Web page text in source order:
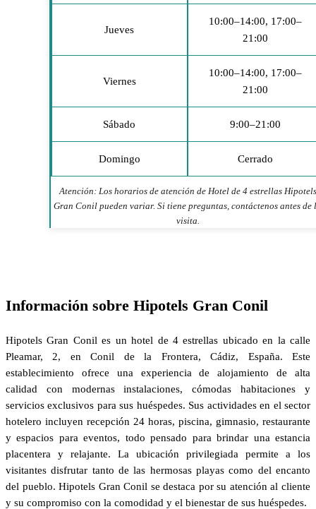
Jueves
10:00–14:00, 17:00–
21:00
Viernes
10:00–14:00, 17:00–
21:00
Sábado 9:00–21:00
Domingo Cerrado
Atención: Los horarios de atención de Hotel de 4 estrellas Hipotels
Gran Conil pueden variar. Si tiene preguntas, contáctenos antes de
visita.
Información sobre Hipotels Gran Conil
Hipotels Gran Conil es un hotel de 4 estrellas ubicado en la calle
Pleamar, 2, en Conil de la Frontera, Cádiz, España. Este
establecimiento ofrece una experiencia de alojamiento de alta
calidad con modernas instalaciones, cómodas habitaciones y
servicios exclusivos para sus huéspedes. Sus actividades en el sector
hotelero incluyen recepción 24 horas, piscina, gimnasio, restaurante
y espacios para eventos, todo pensado para brindar una estancia
placentera y relajante. La ubicación privilegiada permite a los
visitantes disfrutar tanto de las hermosas playas como del encanto
del pueblo. Hipotels Gran Conil se destaca por su atención al cliente
y su compromiso con la comodidad y el bienestar de sus huéspedes.